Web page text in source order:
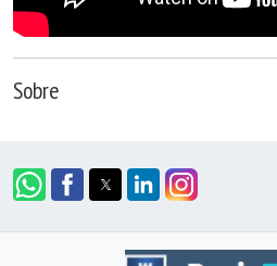
Sobre